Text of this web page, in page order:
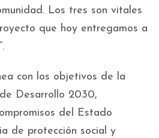
Los tres son vitales
que hoy entregamos a
con los objetivos de la
Desarrollo 2030,
del Estado
de protección social y